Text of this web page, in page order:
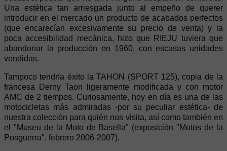
Una estética tan arriesgada junto al empeño de querer
introducir en el mercado un producto de acabados perfectos
(que encarecían excesivamente su precio de venta) y la
poca accesibilidad mecánica, hizo que RIEJU tuviera que
abandonar la producción en 1960, con escasas unidades
vendidas.
Tampoco tendría éxito la TAHON (SPORT 125), copia de la
francesa Derny Taon ligeramente modificada y con motor
AMC de 2 tiempos. Curiosamente, hoy en día es una de las
motocicletas más admiradas -por su peculiar estética- de
nuestra colección para quién nos visita, así como también en
el "Museu de la Moto de Basella" (exposición "Motos de la
Posguerra", febrero 2006-2007).